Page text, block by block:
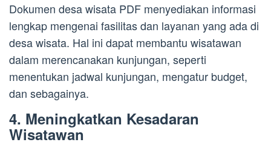
Dokumen desa wisata PDF menyediakan informasi
lengkap mengenai fasilitas dan layanan yang ada di
desa wisata. Hal ini dapat membantu wisatawan
dalam merencanakan kunjungan, seperti
menentukan jadwal kunjungan, mengatur budget,
dan sebagainya.
4. Meningkatkan Kesadaran
Wisatawan